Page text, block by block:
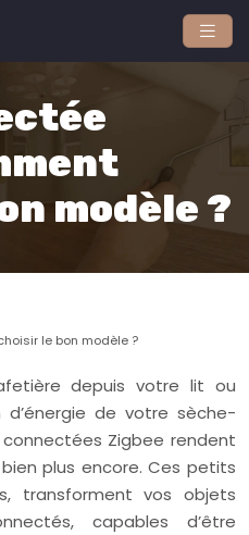
modèle ?
le bon modèle ?
depuis votre lit ou
d’énergie de votre sèche-
Zigbee rendent
plus encore. Ces petits
transforment vos objets
capables d’être